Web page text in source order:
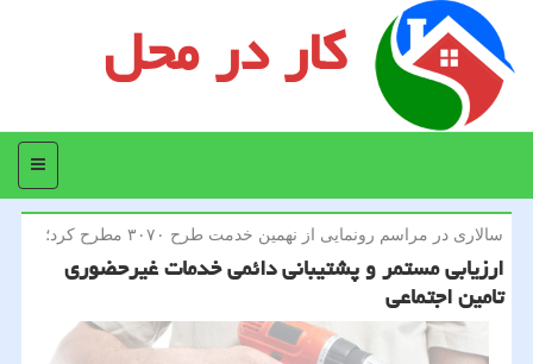
کار در محل
منو
سالاری در مراسم رونمایی از نهمین خدمت طرح ۳۰۷۰ مطرح كرد؛
ارزیابی مستمر و پشتیبانی دائمی خدمات غیرحضوری
تامین اجتماعی